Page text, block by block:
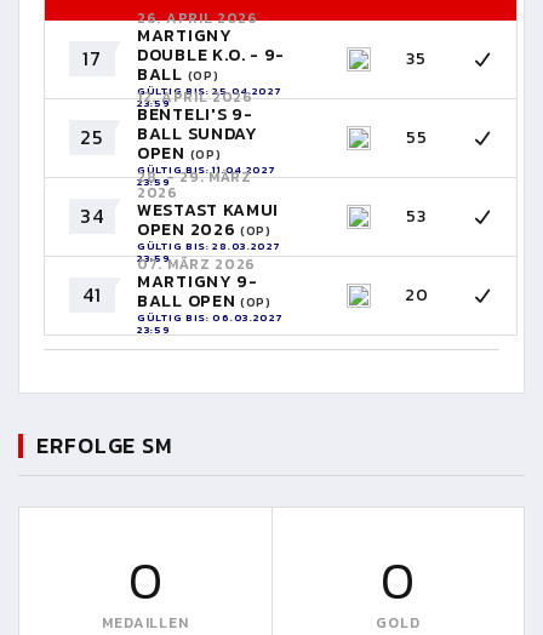
17
26. APRIL 2026
MARTIGNY
DOUBLE K.O. - 9-
BALL (OP)
GÜLTIG BIS: 25.04.2027
23:59
35
25
12. APRIL 2026
BENTELI'S 9-
BALL SUNDAY
OPEN (OP)
GÜLTIG BIS: 11.04.2027
23:59
55
34
28. - 29. MÄRZ
2026
WESTAST KAMUI
OPEN 2026 (OP)
GÜLTIG BIS: 28.03.2027
23:59
53
41
07. MÄRZ 2026
MARTIGNY 9-
BALL OPEN (OP)
GÜLTIG BIS: 06.03.2027
23:59
20
ERFOLGE SM
0
MEDAILLEN
0
GOLD